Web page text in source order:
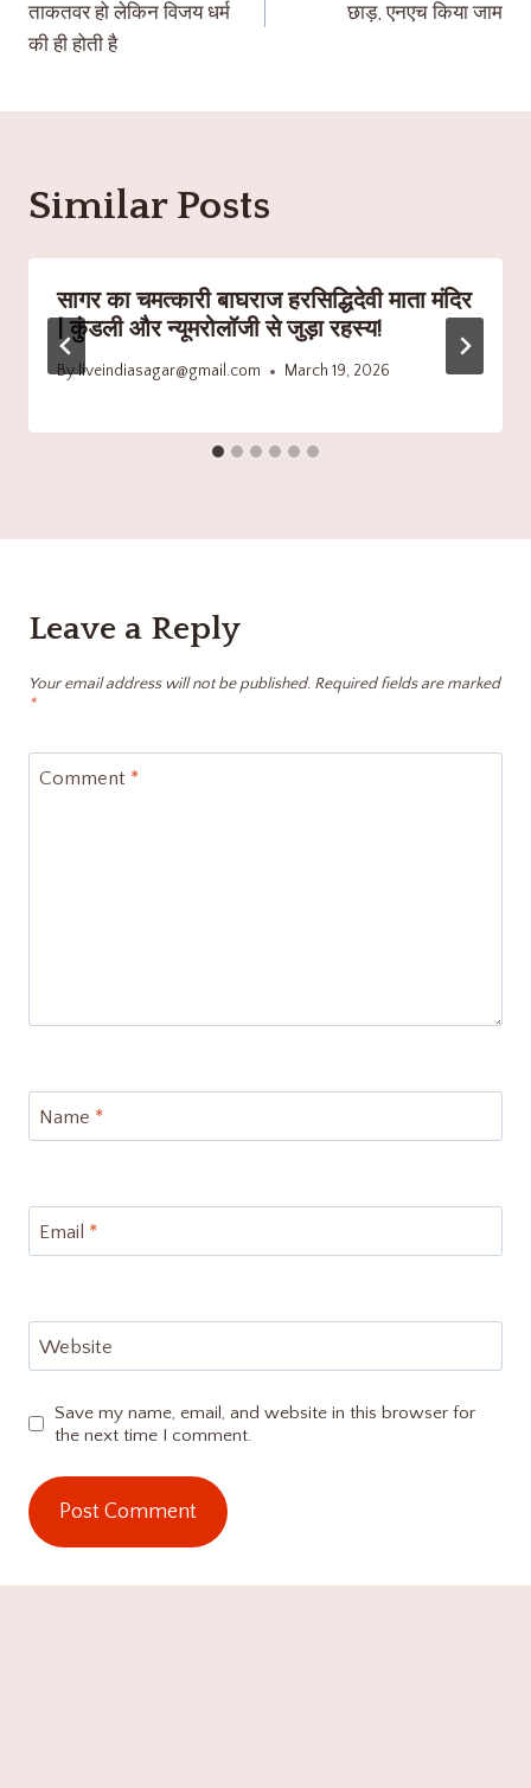
ताकतवर हो लेकिन विजय धर्म
की ही होती है
छाड़, एनएच किया जाम
Similar Posts
सागर का चमत्कारी बाघराज हरसिद्धिदेवी माता मंदिर
| कुंडली और न्यूमरोलॉजी से जुड़ा रहस्य!
Byliveindiasagar@gmail.com March 19, 2026
Leave a Reply
Your email address will not be published. Required fields are marked
*
Comment *
Name *
Email *
Website
Save my name, email, and website in this browser for
the next time I comment.